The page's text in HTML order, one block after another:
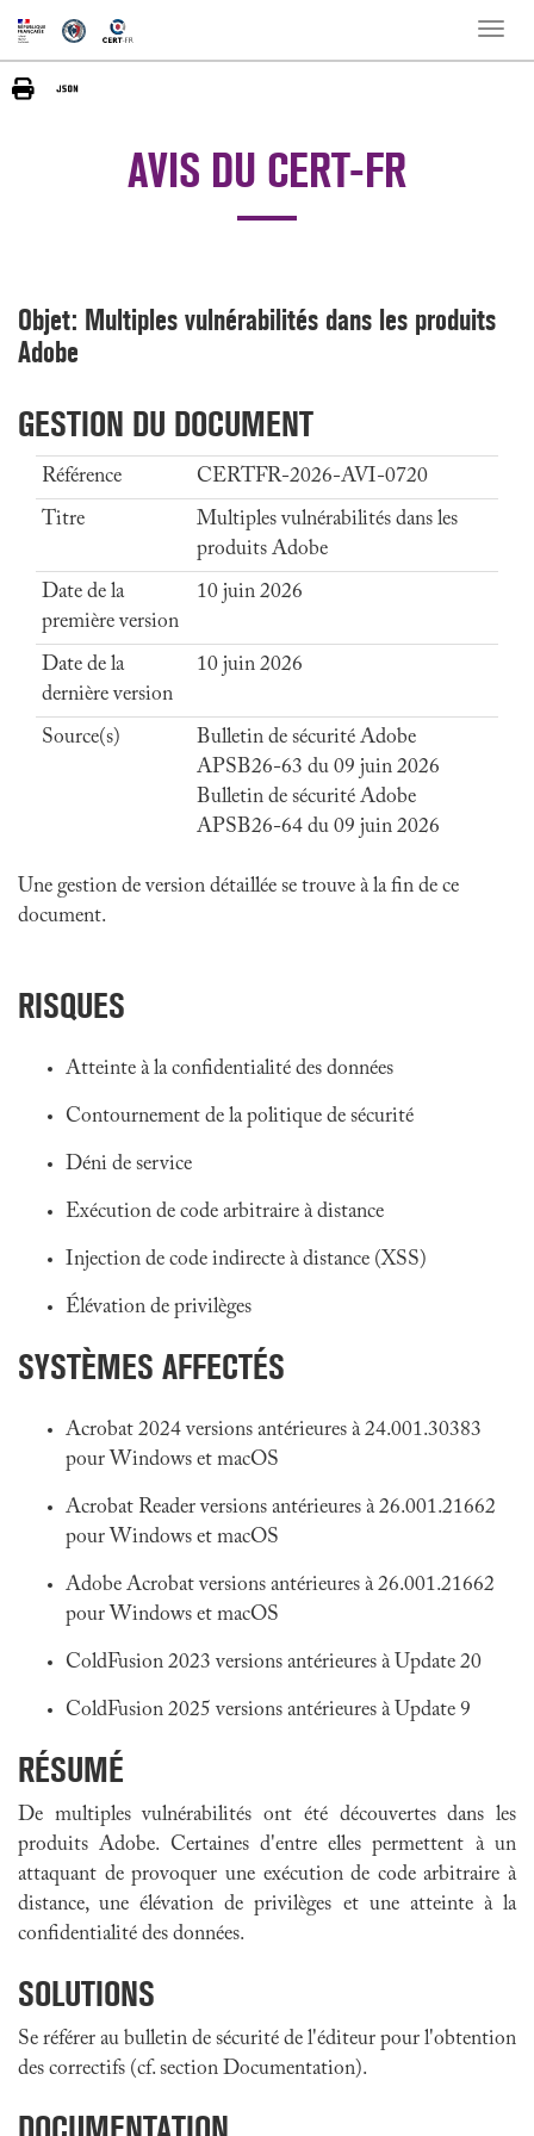
Toggle
AVIS DU CERT-FR
Objet: Multiples vulnérabilités dans les produits
Adobe
GESTION DU DOCUMENT
Référence
CERTFR-2026-AVI-0720
Titre
Multiples vulnérabilités dans les
produits Adobe
Date de la
première version
10 juin 2026
Date de la
dernière version
10 juin 2026
Source(s)
Bulletin de sécurité Adobe
APSB26-63 du 09 juin 2026
Bulletin de sécurité Adobe
APSB26-64 du 09 juin 2026
Une gestion de version détaillée se trouve à la fin de ce
document.
RISQUES
Atteinte à la confidentialité des données
Contournement de la politique de sécurité
Déni de service
Exécution de code arbitraire à distance
Injection de code indirecte à distance (XSS)
Élévation de privilèges
SYSTÈMES AFFECTÉS
Acrobat 2024 versions antérieures à 24.001.30383
pour Windows et macOS
Acrobat Reader versions antérieures à 26.001.21662
pour Windows et macOS
Adobe Acrobat versions antérieures à 26.001.21662
pour Windows et macOS
ColdFusion 2023 versions antérieures à Update 20
ColdFusion 2025 versions antérieures à Update 9
RÉSUMÉ
De multiples vulnérabilités ont été découvertes dans les
produits Adobe. Certaines d'entre elles permettent à un
attaquant de provoquer une exécution de code arbitraire à
distance, une élévation de privilèges et une atteinte à la
confidentialité des données.
SOLUTIONS
Se référer au bulletin de sécurité de l'éditeur pour l'obtention
des correctifs (cf. section Documentation).